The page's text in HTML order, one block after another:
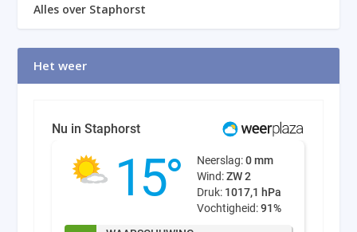
Alles over Staphorst
Het weer